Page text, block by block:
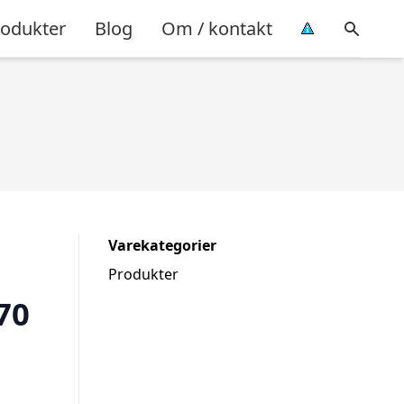
Blog Om / kontakt
Varekategorier
Produkter